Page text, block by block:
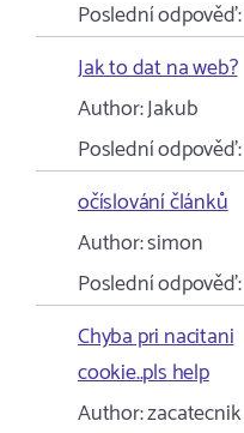
Poslední odpověď:
Jak to dat na web?
Author:Jakub
Poslední odpověď:
očíslování článků
Author:simon
Poslední odpověď:
Chyba pri nacitani
cookie..pls help
Author:zacatecnik